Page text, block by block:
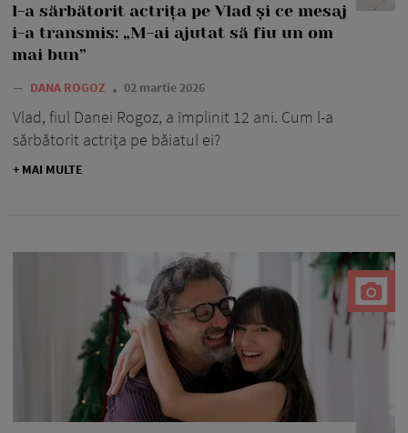
l-a sărbătorit actrița pe Vlad și ce mesaj
i-a transmis: „M-ai ajutat să fiu un om
mai bun”
— DANA ROGOZ 02 martie 2026
Vlad, fiul Danei Rogoz, a împlinit 12 ani. Cum l-a
sărbătorit actrița pe băiatul ei?
+ MAI MULTE